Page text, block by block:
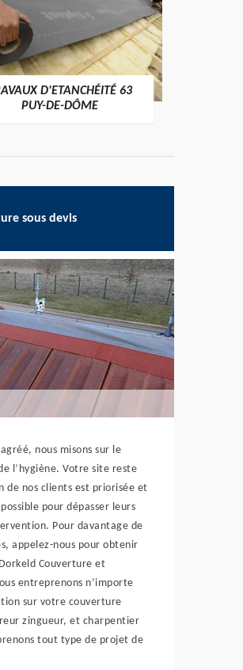
D'ETANCHÉITÉ 63
PUY-DE-DÔME
sous devis
nous misons sur le
l’hygiène. Votre site reste
de nos clients est priorisée et
pour dépasser leurs
Pour davantage de
appelez-nous pour obtenir
Couverture et
entreprenons n’importe
sur votre couverture
zingueur, et charpentier
tout type de projet de